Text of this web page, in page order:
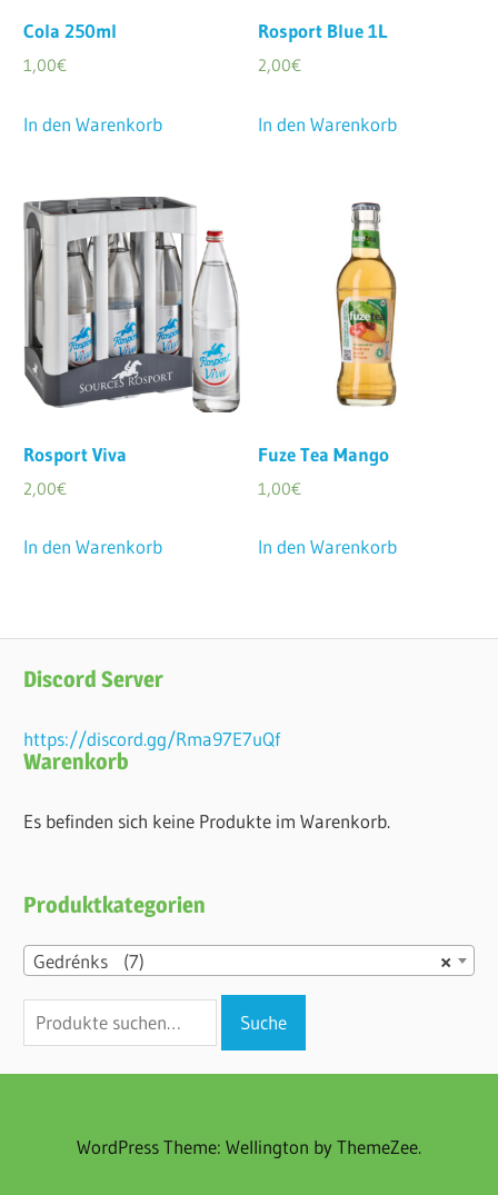
Cola 250ml
1,00€
In den Warenkorb
Rosport Blue 1L
2,00€
In den Warenkorb
Rosport Viva
2,00€
In den Warenkorb
Fuze Tea Mango
1,00€
In den Warenkorb
Discord Server
https://discord.gg/Rma97E7uQf
Warenkorb
Es befinden sich keine Produkte im Warenkorb.
Produktkategorien
×
Gedrénks (7)
Suche
nach:
Suche
WordPress Theme: Wellington by ThemeZee.